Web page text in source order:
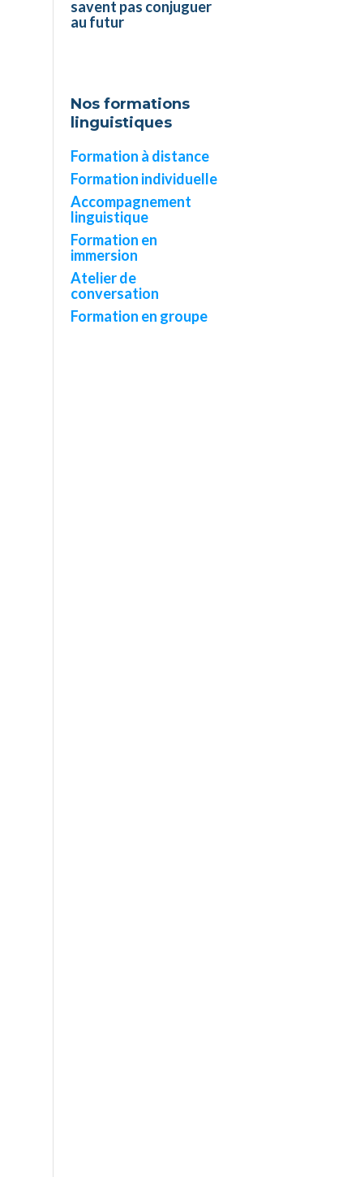
savent pas conjuguer
au futur
Nos formations
linguistiques
Formation à distance
Formation individuelle
Accompagnement
linguistique
Formation en
immersion
Atelier de
conversation
Formation en groupe